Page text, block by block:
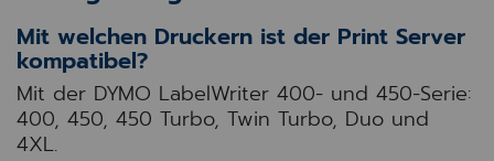
Mit welchen Druckern ist der Print Server
kompatibel?
Mit der DYMO LabelWriter 400- und 450-Serie:
400, 450, 450 Turbo, Twin Turbo, Duo und
4XL.